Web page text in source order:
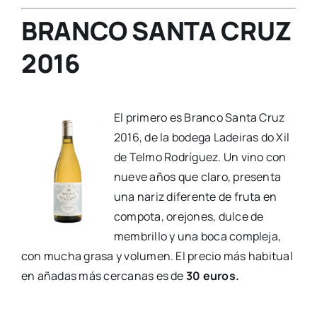
BRANCO SANTA CRUZ
2016
El primero es Branco Santa Cruz
2016, de la bodega Ladeiras do Xil
de Telmo Rodríguez. Un vino con
nueve años que claro, presenta
una nariz diferente de fruta en
compota, orejones, dulce de
membrillo y una boca compleja,
con mucha grasa y volumen. El precio más habitual
en añadas más cercanas es de30 euros.